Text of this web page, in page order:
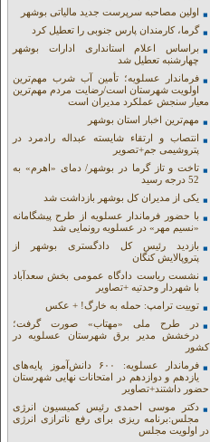
اولین مصاحبه سرپرست جدید مالیاتی بوشهر
گرما، کارمندان پارس جنوبی را تعطیل کرد
براساس اعلام استانداری ادارات بوشهر
چهارشنبه تعطیل شد
فرماندار عسلویه؛ تأمین آب شرب مهم‌ترین
اولویت شهرستان است/رضایت مردم مهم‌ترین
معیار سنجش عملکرد مدیران است
مهم‌ترین اخبار استان بوشهر
انتصاب و ارتقاء شایسته عبداله رادمرد در
پتروشیمی جم+تصویر
تاخت و تاز گرما در بوشهر/ دمای «اهرم» به
52 درجه رسید
یکی از مدیران کل بوشهر بازداشت شد
با حضور فرماندار عسلویه از طرح پیشگامانه
«نسیم مهر» در عسلویه رونمایی شد
بازدید رئیس کل دادگستری بوشهر از
پتروپالایش کنگان
نشست ریاست دادگاه عمومی بخش سعدآباد
با شهردار وحدتیه +تصاویر
توییت ترامپ: حمله به خارگ! + عکس
در طرح ملی «مهتاب» صورت گرفت؛
درخشش مدیر برق شهرستان عسلویه در
کشور
فرماندار عسلویه: ۶۰۰ دانش‌آموز پایه‌های
یازدهم و دوازدهم در امتحانات نهایی شهرستان
حضور داشتند+تصاویر
دکتر موسی احمدی رئیس کمیسیون انرژی
مجلس:برنامه ریزی برای رفع ناترازی انرژی
در اولویت مجلس